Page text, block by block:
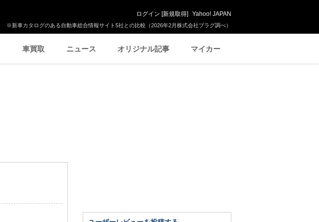
※新車カタログのある自動車総合情報サイト5社との比較（2026年2月株式会社プラグ調べ）
ログイン [新規取得] Yahoo! JAPAN
車買取 ニュース オリジナル記事 マイカー